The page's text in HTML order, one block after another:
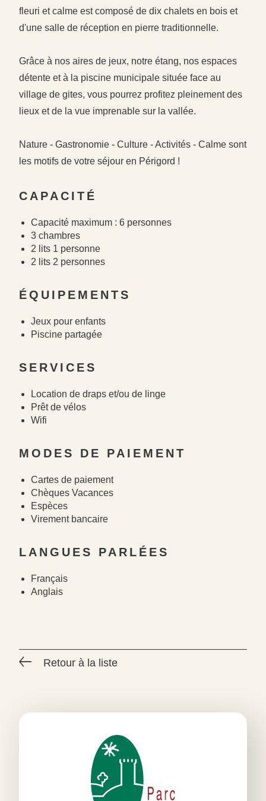
fleuri et calme est composé de dix chalets en bois et
d'une salle de réception en pierre traditionnelle.
Grâce à nos aires de jeux, notre étang, nos espaces
détente et à la piscine municipale située face au
village de gites, vous pourrez profitez pleinement des
lieux et de la vue imprenable sur la vallée.
Nature - Gastronomie - Culture - Activités - Calme sont
les motifs de votre séjour en Périgord !
CAPACITÉ
Capacité maximum : 6 personnes
3 chambres
2 lits 1 personne
2 lits 2 personnes
ÉQUIPEMENTS
Jeux pour enfants
Piscine partagée
SERVICES
Location de draps et/ou de linge
Prêt de vélos
Wifi
MODES DE PAIEMENT
Cartes de paiement
Chèques Vacances
Espèces
Virement bancaire
LANGUES PARLÉES
Français
Anglais
Retour à la liste